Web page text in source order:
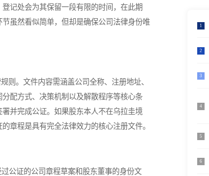
记处会为其保留一段有限的时间，在此期
虽然看似简单，但却是确保公司法律身份唯
。文件内容需涵盖公司全称、注册地址、
配方式、决策机制以及解散程序等核心条
并完成公证。如果股东本人不在乌拉圭境
章程是具有完全法律效力的核心注册文件。
公证的公司章程草案和股东董事的身份文
1
2
3
4
5
6